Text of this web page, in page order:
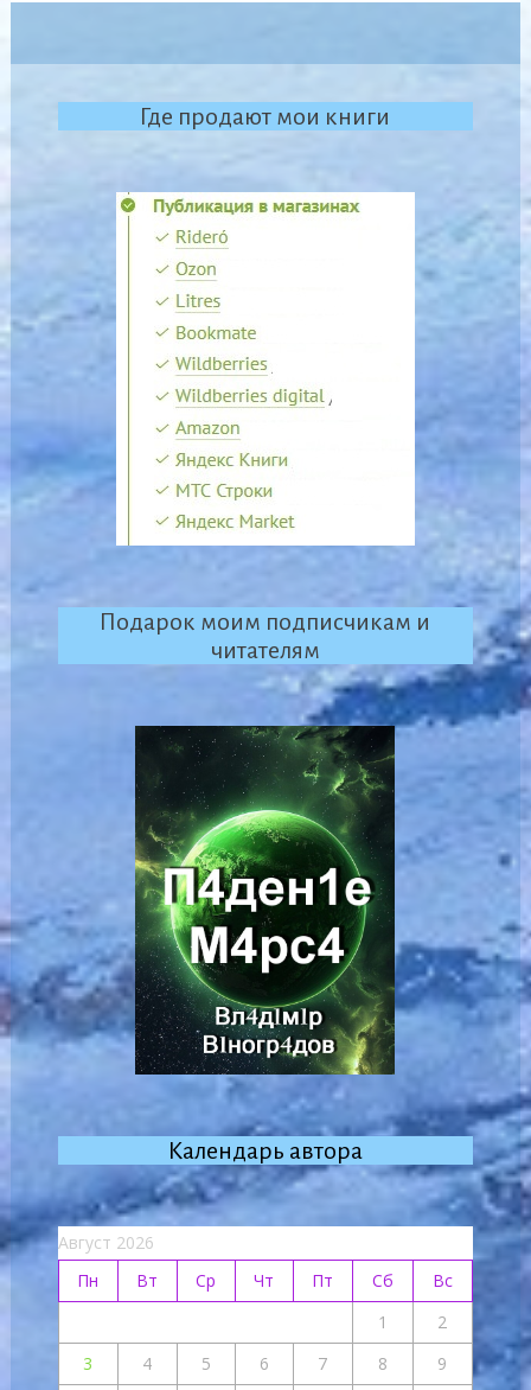
Где продают мои книги
Подарок моим подписчикам и
читателям
Календарь автора
Август 2026
Пн
Вт Ср Чт Пт Сб
Вс
1
2
3
4 5 6 7 8 9